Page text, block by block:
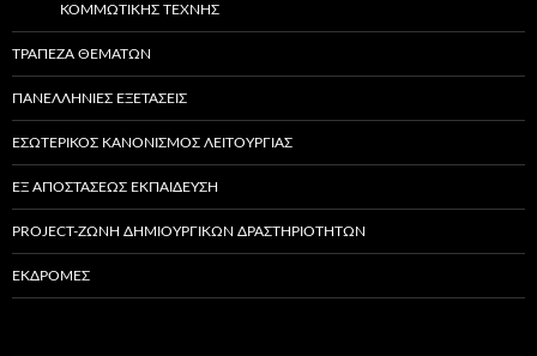
ΚΟΜΜΩΤΙΚΉΣ ΤΈΧΝΗΣ
ΤΡΑΠΕΖΑ ΘΕΜΑΤΩΝ
ΠΑΝΕΛΛΗΝΙΕΣ ΕΞΕΤΑΣΕΙΣ
ΕΣΩΤΕΡΙΚΌΣ ΚΑΝΟΝΙΣΜΌΣ ΛΕΙΤΟΥΡΓΊΑΣ
ΕΞ ΑΠΟΣΤΆΣΕΩΣ ΕΚΠΑΊΔΕΥΣΗ
PROJECT-ΖΏΝΗ ΔΗΜΙΟΥΡΓΙΚΏΝ ΔΡΑΣΤΗΡΙΟΤΉΤΩΝ
ΕΚΔΡΟΜΈΣ